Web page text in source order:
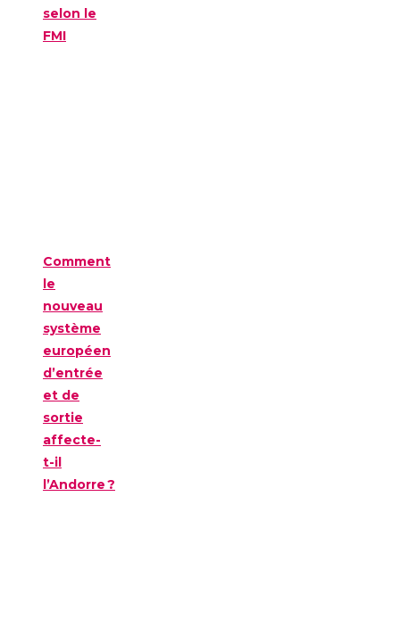
selon le
FMI
Comment
le
nouveau
système
européen
d’entrée
et de
sortie
affecte-
t-il
l’Andorre ?